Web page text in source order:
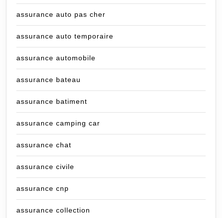
assurance auto pas cher
assurance auto temporaire
assurance automobile
assurance bateau
assurance batiment
assurance camping car
assurance chat
assurance civile
assurance cnp
assurance collection